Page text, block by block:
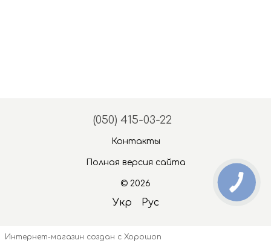
(050) 415-03-22
Контакты
Полная версия сайта
© 2026
Укр Рус
Интернет-магазин создан с Хорошоп